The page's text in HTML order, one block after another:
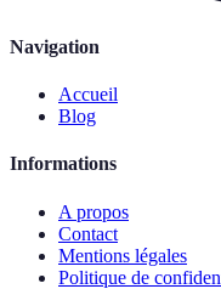
Navigation
Accueil
Blog
Informations
A propos
Contact
Mentions légales
Politique de